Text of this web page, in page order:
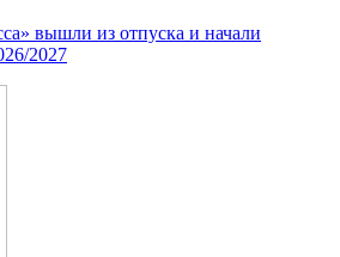
вышли из отпуска и начали
2027